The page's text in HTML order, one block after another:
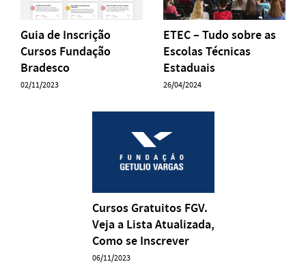
Guia de Inscrição
Cursos Fundação
Bradesco
02/11/2023
ETEC – Tudo sobre as
Escolas Técnicas
Estaduais
26/04/2024
Cursos Gratuitos FGV.
Veja a Lista Atualizada,
Como se Inscrever
06/11/2023